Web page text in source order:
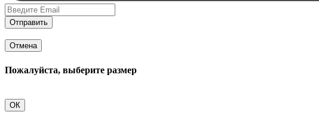
Отправить
Отмена
Пожалуйста, выберите размер
ОК